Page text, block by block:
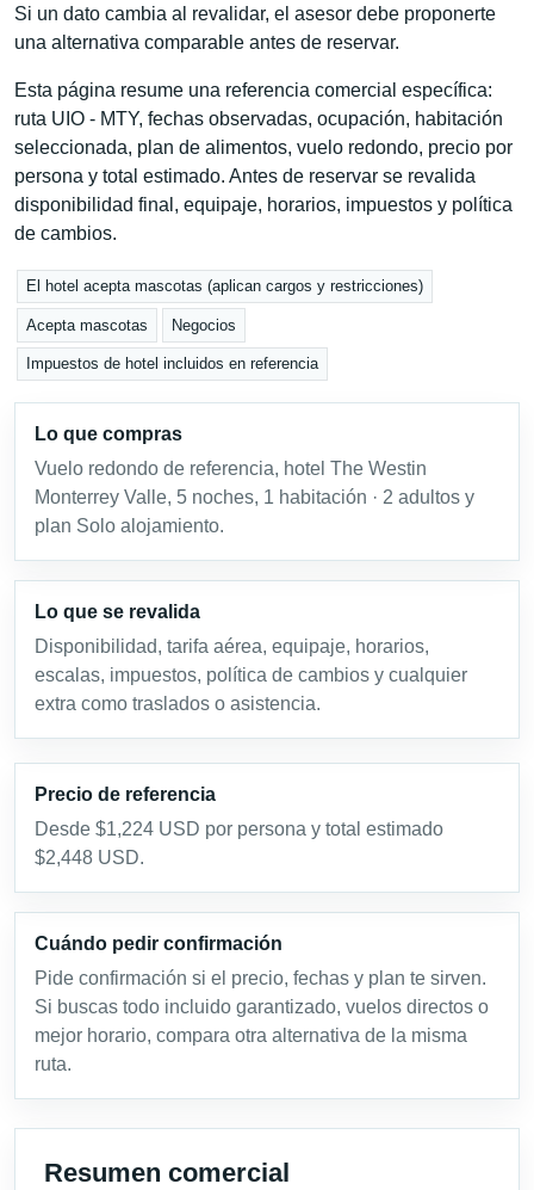
Si un dato cambia al revalidar, el asesor debe proponerte
una alternativa comparable antes de reservar.
Esta página resume una referencia comercial específica:
ruta UIO - MTY, fechas observadas, ocupación, habitación
seleccionada, plan de alimentos, vuelo redondo, precio por
persona y total estimado. Antes de reservar se revalida
disponibilidad final, equipaje, horarios, impuestos y política
de cambios.
El hotel acepta mascotas (aplican cargos y restricciones)
Acepta mascotas Negocios
Impuestos de hotel incluidos en referencia
Lo que compras
Vuelo redondo de referencia, hotel The Westin
Monterrey Valle, 5 noches, 1 habitación · 2 adultos y
plan Solo alojamiento.
Lo que se revalida
Disponibilidad, tarifa aérea, equipaje, horarios,
escalas, impuestos, política de cambios y cualquier
extra como traslados o asistencia.
Precio de referencia
Desde $1,224 USD por persona y total estimado
$2,448 USD.
Cuándo pedir confirmación
Pide confirmación si el precio, fechas y plan te sirven.
Si buscas todo incluido garantizado, vuelos directos o
mejor horario, compara otra alternativa de la misma
ruta.
Resumen comercial